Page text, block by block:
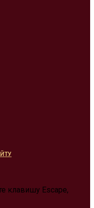
клавишу Escape,